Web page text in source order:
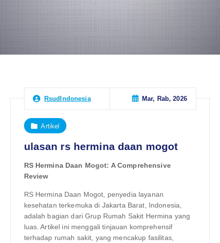
RsudIndonesia Mar, Rab, 2026
Artikel
ulasan rs hermina daan mogot
RS Hermina Daan Mogot: A Comprehensive
Review
RS Hermina Daan Mogot, penyedia layanan
kesehatan terkemuka di Jakarta Barat, Indonesia,
adalah bagian dari Grup Rumah Sakit Hermina yang
luas. Artikel ini menggali tinjauan komprehensif
terhadap rumah sakit, yang mencakup fasilitas,